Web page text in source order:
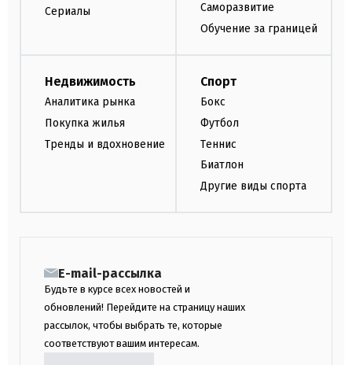
Сериалы
Саморазвитие
Обучение за границей
Недвижимость
Аналитика рынка
Покупка жилья
Тренды и вдохновение
Спорт
Бокс
Футбол
Теннис
Биатлон
Другие виды спорта
E-mail-рассылка
Будьте в курсе всех новостей и
обновлений! Перейдите на страницу наших
рассылок, чтобы выбрать те, которые
соответствуют вашим интересам.